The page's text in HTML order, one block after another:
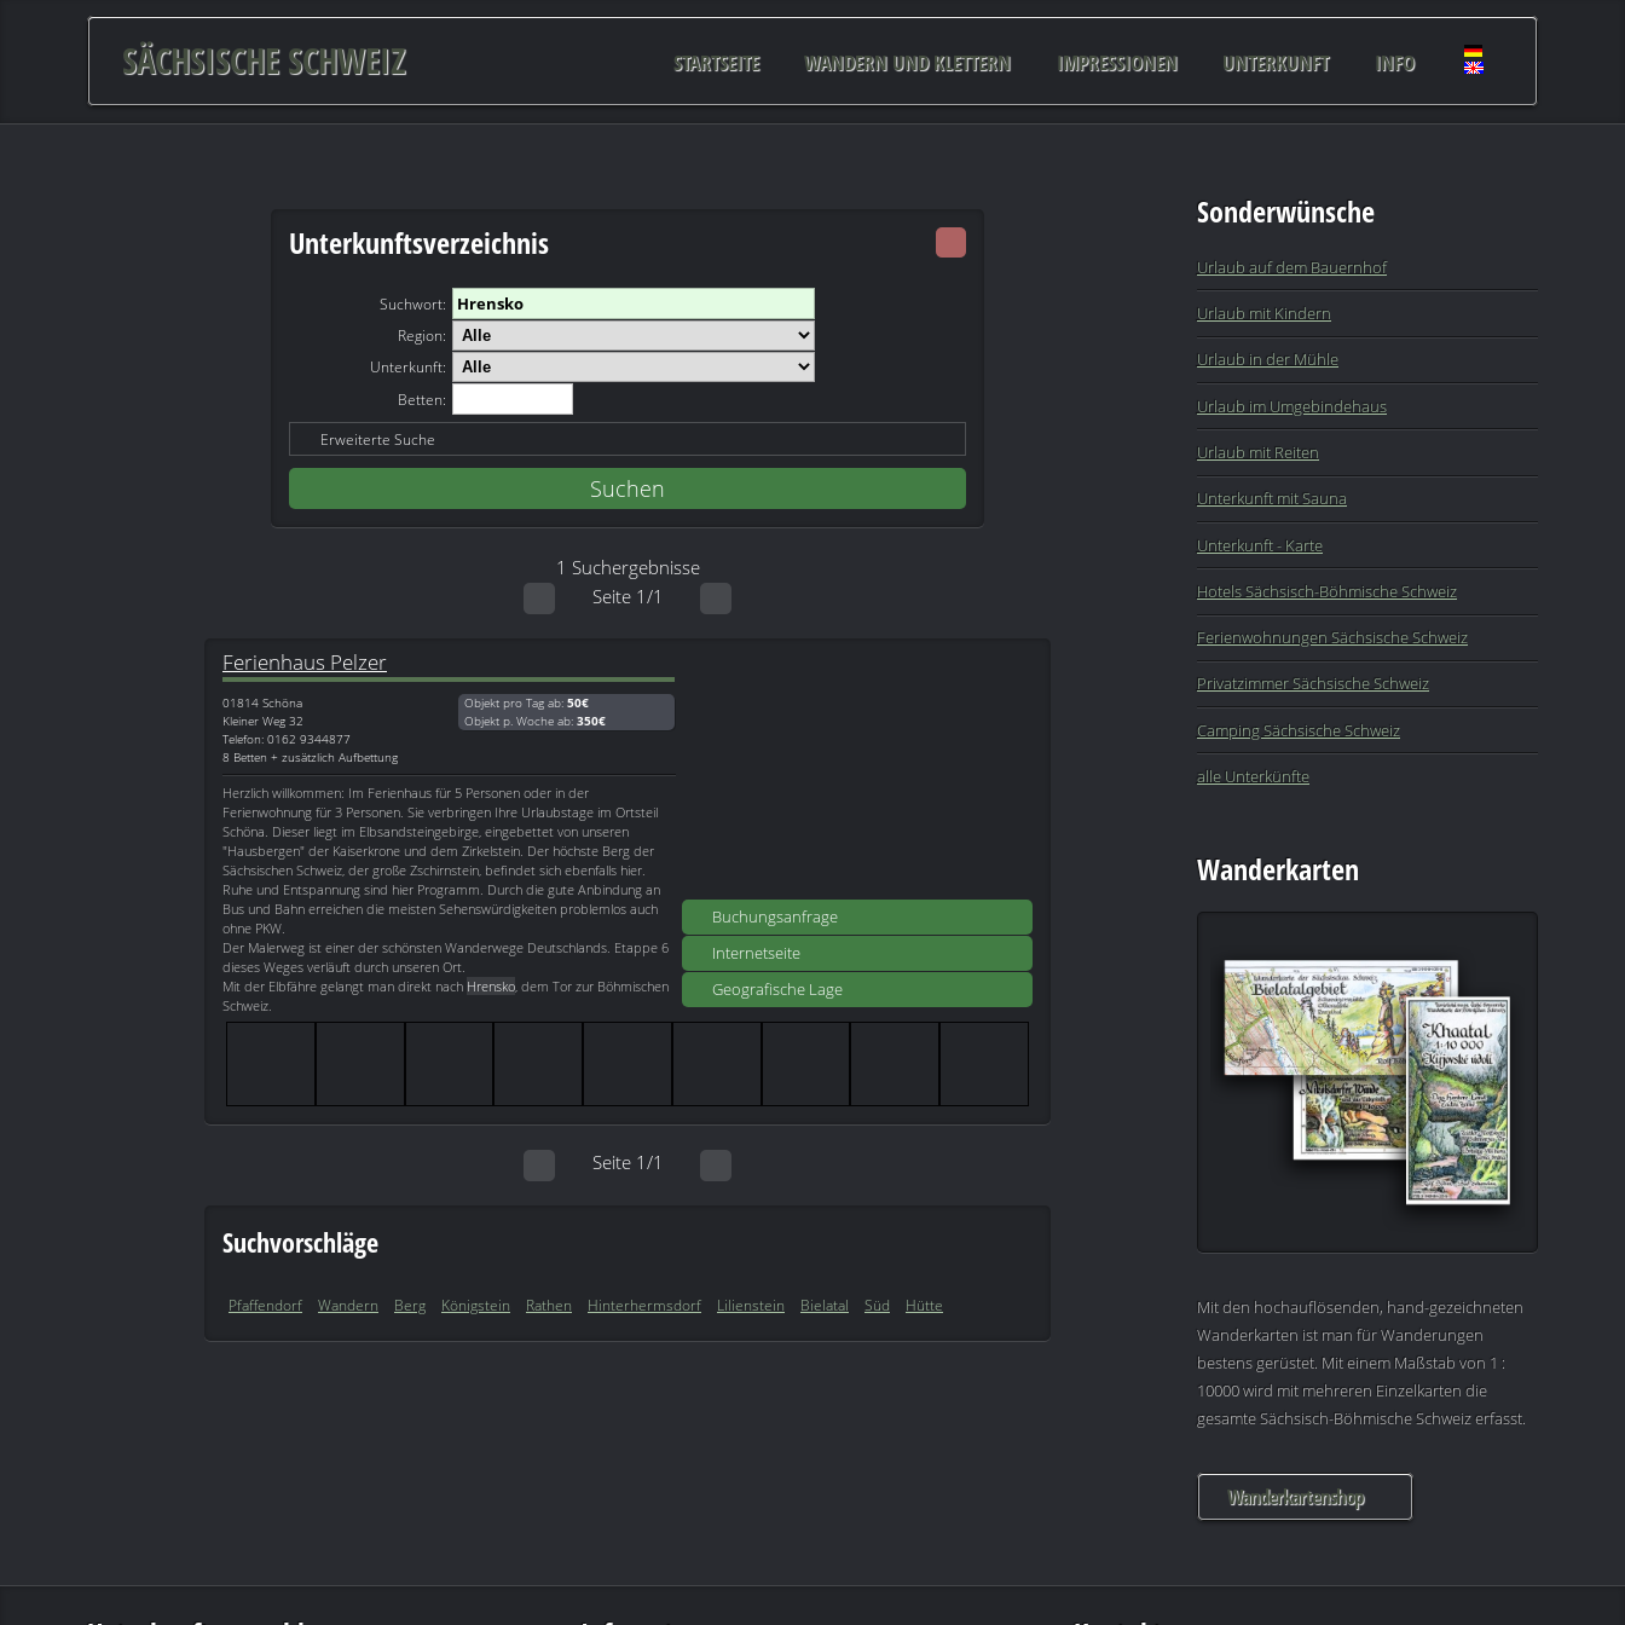
SÄCHSISCHE SCHWEIZ STARTSEITE WANDERN UND KLETTERN IMPRESSIONEN UNTERKUNFT INFO
Unterkunftsverzeichnis
Suchwort:
Region:
Unterkunft:
Betten:
Erweiterte Suche
1 Suchergebnisse
Seite 1/1
Buchungsanfrage
Internetseite
Geografische Lage
Ferienhaus Pelzer
01814 Schöna
Kleiner Weg 32
Telefon: 0162 9344877
8 Betten + zusätzlich Aufbettung
Objekt pro Tag ab: 50€
Objekt p. Woche ab: 350€
Herzlich willkommen: Im Ferienhaus für 5 Personen oder in der
Ferienwohnung für 3 Personen. Sie verbringen Ihre Urlaubstage im Ortsteil
Schöna. Dieser liegt im Elbsandsteingebirge, eingebettet von unseren
"Hausbergen" der Kaiserkrone und dem Zirkelstein. Der höchste Berg der
Sächsischen Schweiz, der große Zschirnstein, befindet sich ebenfalls hier.
Ruhe und Entspannung sind hier Programm. Durch die gute Anbindung an
Bus und Bahn erreichen die meisten Sehenswürdigkeiten problemlos auch
ohne PKW.
Der Malerweg ist einer der schönsten Wanderwege Deutschlands. Etappe 6
dieses Weges verläuft durch unseren Ort.
Mit der Elbfähre gelangt man direkt nach Hrensko, dem Tor zur Böhmischen
Schweiz.
Seite 1/1
Suchvorschläge
Pfaffendorf Wandern Berg Königstein Rathen Hinterhermsdorf Lilienstein Bielatal Süd Hütte
Sonderwünsche
Urlaub auf dem Bauernhof
Urlaub mit Kindern
Urlaub in der Mühle
Urlaub im Umgebindehaus
Urlaub mit Reiten
Unterkunft mit Sauna
Unterkunft - Karte
Hotels Sächsisch-Böhmische Schweiz
Ferienwohnungen Sächsische Schweiz
Privatzimmer Sächsische Schweiz
Camping Sächsische Schweiz
alle Unterkünfte
Wanderkarten
Mit den hochauflösenden, hand-gezeichneten
Wanderkarten ist man für Wanderungen
bestens gerüstet. Mit einem Maßstab von 1 :
10000 wird mit mehreren Einzelkarten die
gesamte Sächsisch-Böhmische Schweiz erfasst.
Wanderkartenshop